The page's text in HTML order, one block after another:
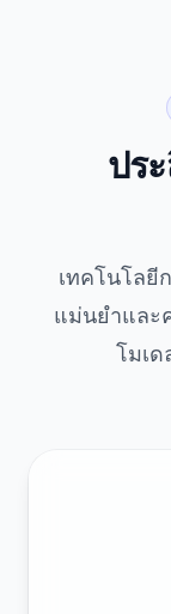
ปร
เทคโนโลยี
แม่นยำและ
โมเด